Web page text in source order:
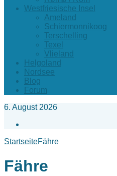
Westfriesische Insel
Ameland
Schiermonnikoog
Terschelling
Texel
Vlieland
Helgoland
Nordsee
Blog
Forum
6. August 2026
StartseiteFähre
Fähre